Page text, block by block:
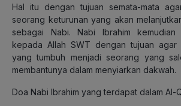
Hal itu dengan tujuan semata-mata
seorang keturunan yang akan
sebagai Nabi. Nabi Ibrahim kemudian
kepada Allah SWT dengan tujuan agar
yang tumbuh menjadi seorang yang
membantunya dalam menyiarkan dakwah.
Doa Nabi Ibrahim yang terdapat dalam Al-